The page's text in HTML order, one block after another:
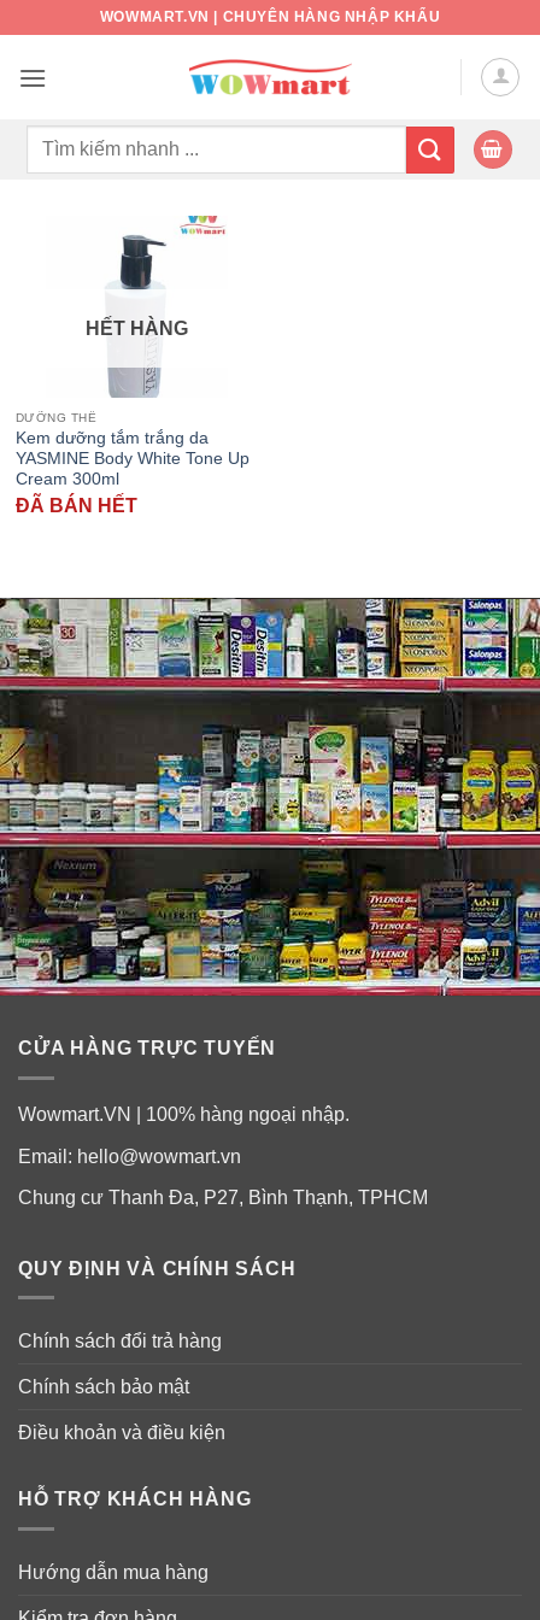
nội
WOWMART.VN | CHUYÊN HÀNG NHẬP KHẨU
Tìm
HẾT HÀNG
DƯỠNG THỂ
Kem dưỡng tắm trắng da
YASMINE Body White Tone Up
Cream 300ml
ĐÃ BÁN HẾT
CỬA HÀNG TRỰC TUYẾN
Wowmart.VN | 100% hàng ngoại nhập.
Email: hello@wowmart.vn
Chung cư Thanh Đa, P27, Bình Thạnh, TPHCM
QUY ĐỊNH VÀ CHÍNH SÁCH
Chính sách đổi trả hàng
Chính sách bảo mật
Điều khoản và điều kiện
HỖ TRỢ KHÁCH HÀNG
Hướng dẫn mua hàng